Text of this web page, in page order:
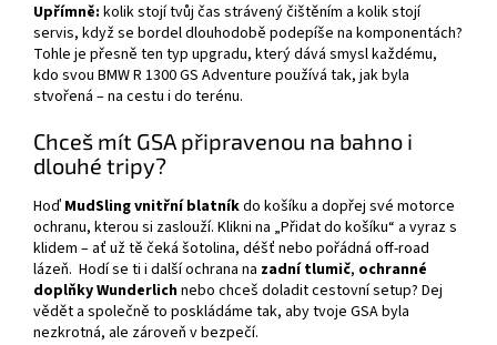
Upřímně: kolik stojí tvůj čas strávený čištěním a kolik stojí
servis, když se bordel dlouhodobě podepíše na komponentách?
Tohle je přesně ten typ upgradu, který dává smysl každému,
kdo svou BMW R 1300 GS Adventure používá tak, jak byla
stvořená – na cestu i do terénu.
Chceš mít GSA připravenou na bahno i
dlouhé tripy?
Hoď MudSling vnitřní blatníkdo košíku a dopřej své motorce
ochranu, kterou si zaslouží. Klikni na „Přidat do košíku“ a vyraz s
klidem – ať už tě čeká šotolina, déšť nebo pořádná off-road
lázeň. Hodí se ti i další ochrana na zadní tlumič, ochranné
doplňky Wunderlichnebo chceš doladit cestovní setup? Dej
vědět a společně to poskládáme tak, aby tvoje GSA byla
nezkrotná, ale zároveň v bezpečí.